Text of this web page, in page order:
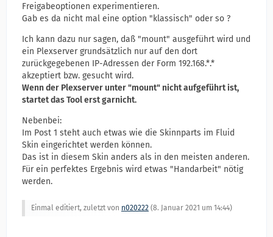
Freigabeoptionen experimentieren.
Gab es da nicht mal eine option "klassisch" oder so ?
Ich kann dazu nur sagen, daß "mount" ausgeführt wird und
ein Plexserver grundsätzlich nur auf den dort
zurückgegebenen IP-Adressen der Form 192.168.*.*
akzeptiert bzw. gesucht wird.
Wenn der Plexserver unter "mount" nicht aufgeführt ist,
startet das Tool erst garnicht.
Nebenbei:
Im Post 1 steht auch etwas wie die Skinnparts im Fluid
Skin eingerichtet werden können.
Das ist in diesem Skin anders als in den meisten anderen.
Für ein perfektes Ergebnis wird etwas "Handarbeit" nötig
werden.
Einmal editiert, zuletzt von n020222 (8. Januar 2021 um 14:44)